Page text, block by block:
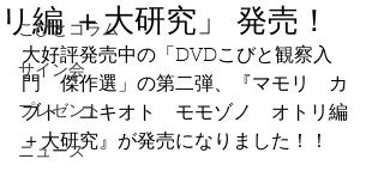
こびとコラム
サイン会
プレゼント
ニュース
リ編 ＋大研究」 発売！
大好評発売中の「DVDこびと観察入
門　傑作選」の第二弾、『マモリ　カ
ブト　ユキオト　モモゾノ　オトリ編
＋大研究』が発売になりました！！